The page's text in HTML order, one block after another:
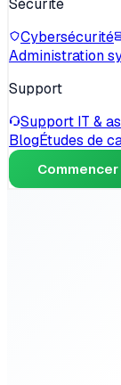
Sécurité
Cybersécurité
Administration
Support
Support IT &
BlogÉtudes de
Commencer